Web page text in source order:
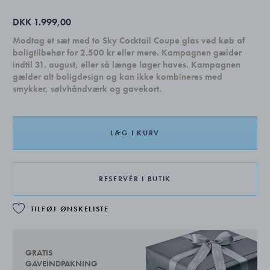
DKK 1.999,00
Modtag et sæt med to Sky Cocktail Coupe glas ved køb af
boligtilbehør for 2.500 kr eller mere. Kampagnen gælder
indtil 31. august, eller så længe lager haves. Kampagnen
gælder alt boligdesign og kan ikke kombineres med
smykker, sølvhåndværk og gavekort.
LÆG I KURV
RESERVÉR I BUTIK
TILFØJ ØNSKELISTE
GRATIS
GAVEINDPAKNING